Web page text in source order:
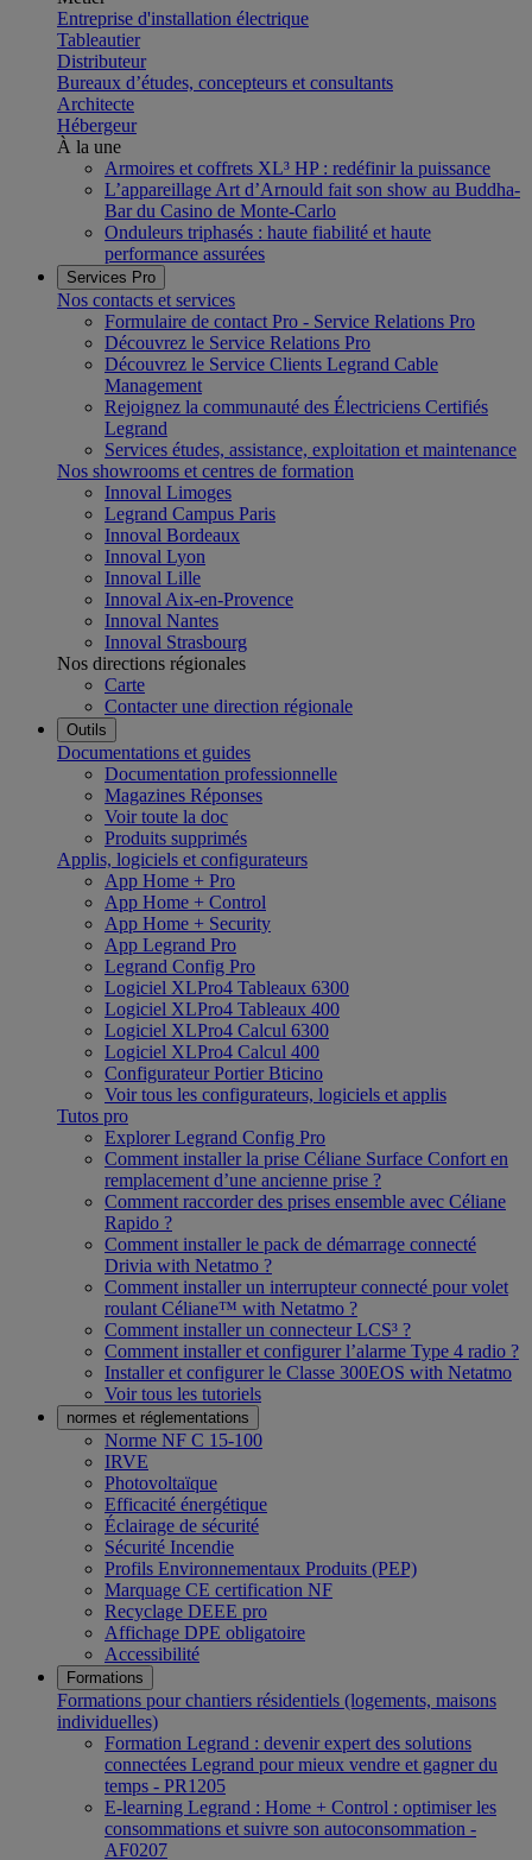
Entreprise d'installation électrique
Tableautier
Distributeur
Bureaux d’études, concepteurs et consultants
Architecte
Hébergeur
À la une
Armoires et coffrets XL³ HP : redéfinir la puissance
L’appareillage Art d’Arnould fait son show au Buddha-
Bar du Casino de Monte-Carlo
Onduleurs triphasés : haute fiabilité et haute
performance assurées
Services Pro
Nos contacts et services
Formulaire de contact Pro - Service Relations Pro
Découvrez le Service Relations Pro
Découvrez le Service Clients Legrand Cable
Management
Rejoignez la communauté des Électriciens Certifiés
Legrand
Services études, assistance, exploitation et maintenance
Nos showrooms et centres de formation
Innoval Limoges
Legrand Campus Paris
Innoval Bordeaux
Innoval Lyon
Innoval Lille
Innoval Aix-en-Provence
Innoval Nantes
Innoval Strasbourg
Nos directions régionales
Carte
Contacter une direction régionale
Outils
Documentations et guides
Documentation professionnelle
Magazines Réponses
Voir toute la doc
Produits supprimés
Applis, logiciels et configurateurs
App Home + Pro
App Home + Control
App Home + Security
App Legrand Pro
Legrand Config Pro
Logiciel XLPro4 Tableaux 6300
Logiciel XLPro4 Tableaux 400
Logiciel XLPro4 Calcul 6300
Logiciel XLPro4 Calcul 400
Configurateur Portier Bticino
Voir tous les configurateurs, logiciels et applis
Tutos pro
Explorer Legrand Config Pro
Comment installer la prise Céliane Surface Confort en
remplacement d’une ancienne prise ?
Comment raccorder des prises ensemble avec Céliane
Rapido ?
Comment installer le pack de démarrage connecté
Drivia with Netatmo ?
Comment installer un interrupteur connecté pour volet
roulant Céliane™ with Netatmo ?
Comment installer un connecteur LCS³ ?
Comment installer et configurer l’alarme Type 4 radio ?
Installer et configurer le Classe 300EOS with Netatmo
Voir tous les tutoriels
normes et réglementations
Norme NF C 15-100
IRVE
Photovoltaïque
Efficacité énergétique
Éclairage de sécurité
Sécurité Incendie
Profils Environnementaux Produits (PEP)
Marquage CE certification NF
Recyclage DEEE pro
Affichage DPE obligatoire
Accessibilité
Formations
Formations pour chantiers résidentiels (logements, maisons
individuelles)
Formation Legrand : devenir expert des solutions
connectées Legrand pour mieux vendre et gagner du
temps - PR1205
E-learning Legrand : Home + Control : optimiser les
consommations et suivre son autoconsommation -
AF0207